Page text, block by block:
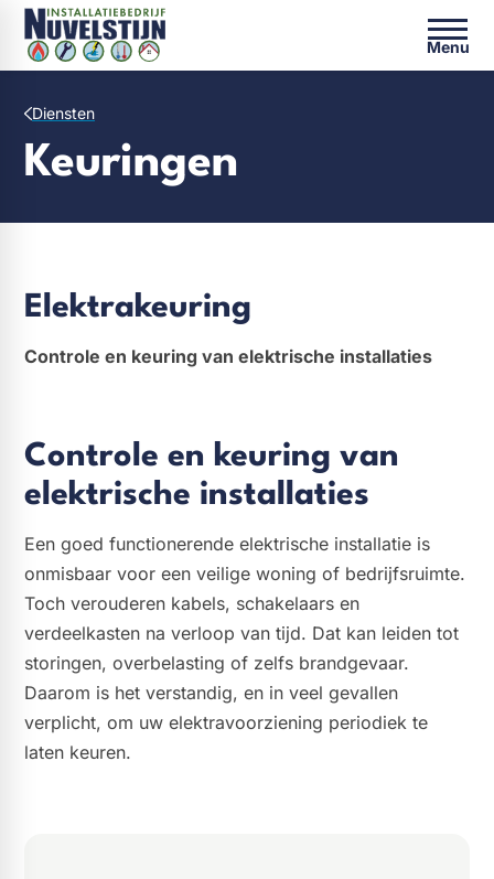
Menu
Diensten
Keuringen
Elektrakeuring
Controle en keuring van elektrische installaties
Controle en keuring van
elektrische installaties
Een goed functionerende elektrische installatie is
onmisbaar voor een veilige woning of bedrijfsruimte.
Toch verouderen kabels, schakelaars en
verdeelkasten na verloop van tijd. Dat kan leiden tot
storingen, overbelasting of zelfs brandgevaar.
Daarom is het verstandig, en in veel gevallen
verplicht, om uw elektravoorziening periodiek te
laten keuren.